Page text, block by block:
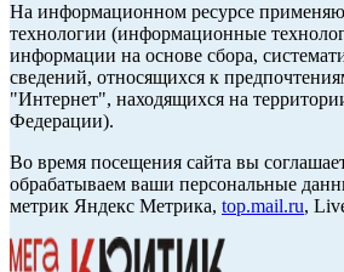
На информационном ресурсе
технологии (информационные
информации на основе сбора,
сведений, относящихся к
"Интернет", находящихся на
Федерации).
Во время посещения сайта вы
обрабатываем ваши персональные
метрик Яндекс Метрика, top.mail.ru,